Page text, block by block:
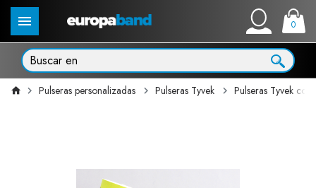
0
Pulseras personalizadas Pulseras Tyvek Pulseras Tyvek